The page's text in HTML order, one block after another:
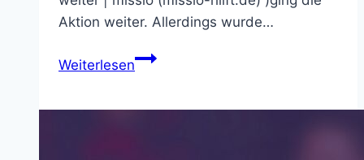
Aktion weiter. Allerdings wurde…
WeiterlesenIm